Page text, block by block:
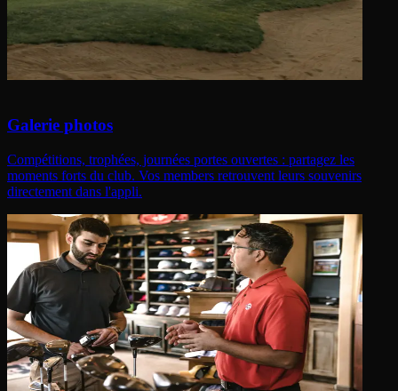
Galerie photos
Compétitions, trophées, journées portes ouvertes : partagez les
moments forts du club. Vos members retrouvent leurs souvenirs
directement dans l'appli.